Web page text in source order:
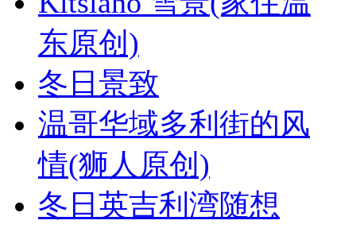
东原创)
冬日景致
温哥华域多利街的风
情(狮人原创)
冬日英吉利湾随想